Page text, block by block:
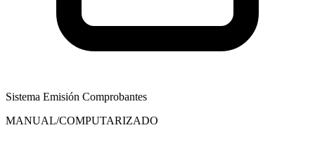
Sistema Emisión Comprobantes
MANUAL/COMPUTARIZADO